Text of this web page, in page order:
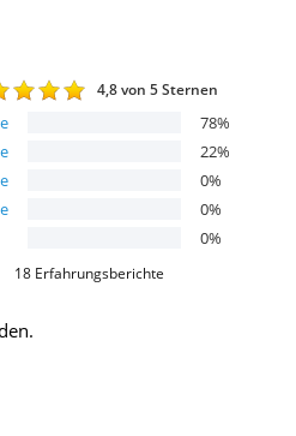
4,8von 5 Sternen
78%
22%
0%
0%
0%
18 Erfahrungsberichte